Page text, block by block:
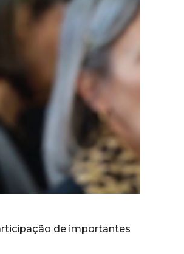
de importantes